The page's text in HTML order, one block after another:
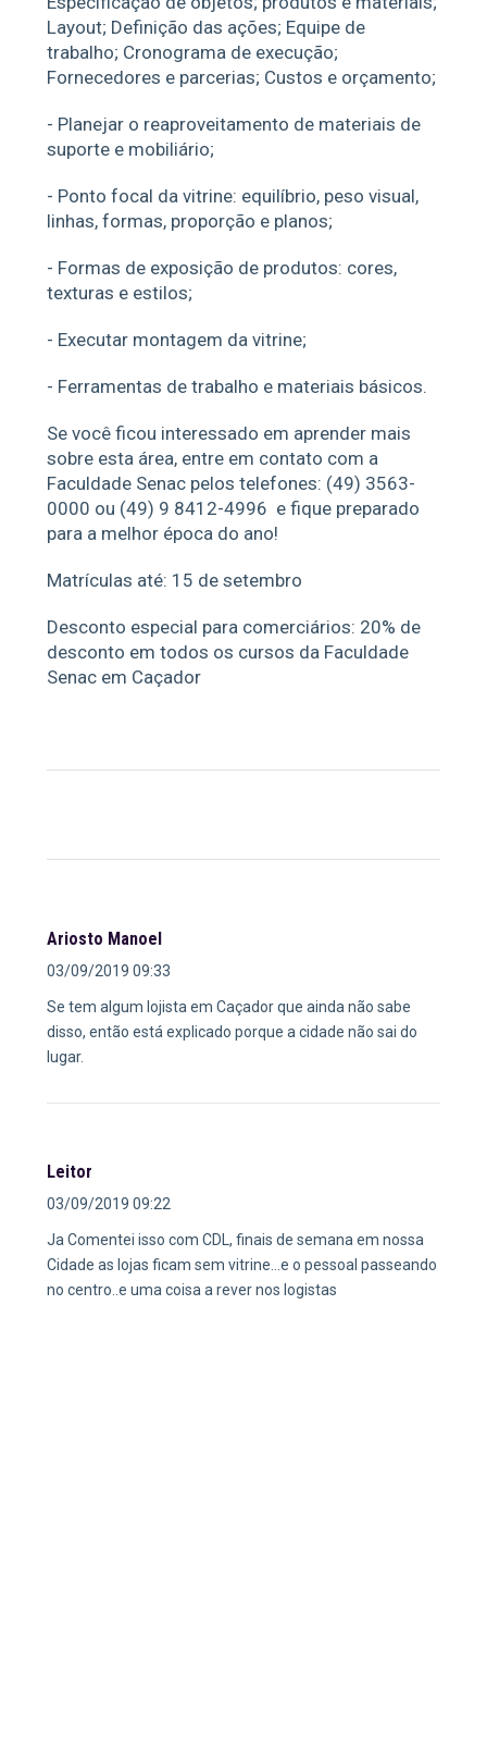
Layout; Definição das ações; Equipe de
trabalho; Cronograma de execução;
Fornecedores e parcerias; Custos e orçamento;
- Planejar o reaproveitamento de materiais de
suporte e mobiliário;
- Ponto focal da vitrine: equilíbrio, peso visual,
linhas, formas, proporção e planos;
- Formas de exposição de produtos: cores,
texturas e estilos;
- Executar montagem da vitrine;
- Ferramentas de trabalho e materiais básicos.
Se você ficou interessado em aprender mais
sobre esta área, entre em contato com a
Faculdade Senac pelos telefones: (49) 3563-
0000 ou (49) 9 8412-4996 e fique preparado
para a melhor época do ano!
Matrículas até: 15 de setembro
Desconto especial para comerciários: 20% de
desconto em todos os cursos da Faculdade
Senac em Caçador
Ariosto Manoel
03/09/2019 09:33
Se tem algum lojista em Caçador que ainda não sabe
disso, então está explicado porque a cidade não sai do
lugar.
Leitor
03/09/2019 09:22
Ja Comentei isso com CDL, finais de semana em nossa
Cidade as lojas ficam sem vitrine...e o pessoal passeando
no centro..e uma coisa a rever nos logistas